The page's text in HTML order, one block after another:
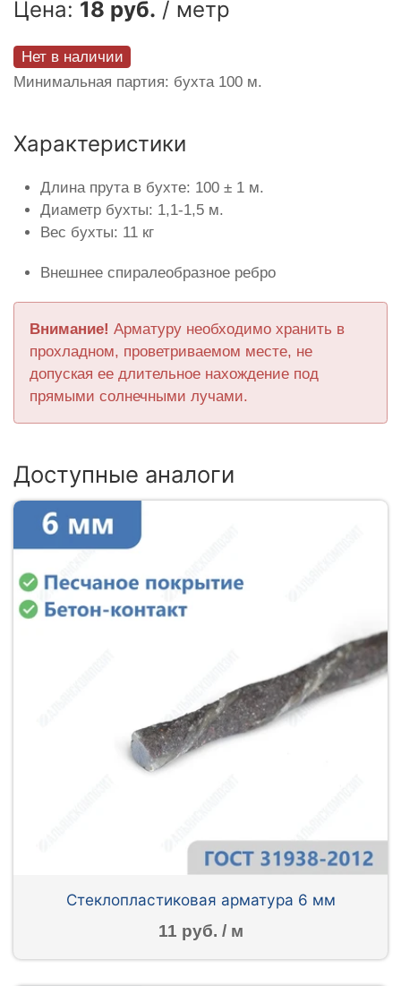
Цена: 18 руб. / метр
Нет в наличии
Минимальная партия: бухта 100 м.
Характеристики
Длина прута в бухте: 100 ± 1 м.
Диаметр бухты: 1,1-1,5 м.
Вес бухты: 11 кг
Внешнее спиралеобразное ребро
Внимание! Арматуру необходимо хранить в
прохладном, проветриваемом месте, не
допуская ее длительное нахождение под
прямыми солнечными лучами.
Доступные аналоги
Стеклопластиковая арматура 6 мм
11 руб. / м